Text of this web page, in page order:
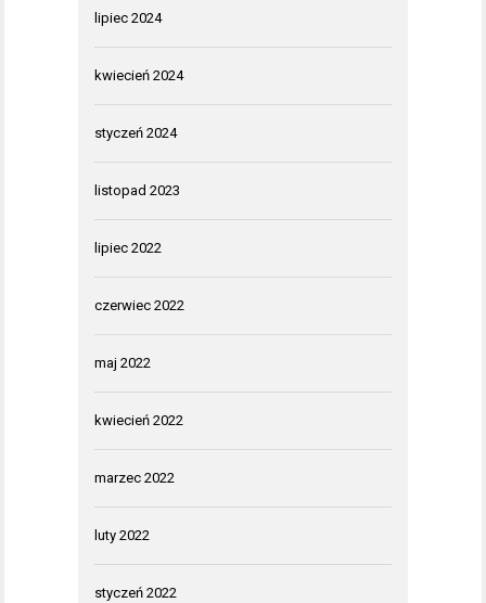
lipiec 2024
kwiecień 2024
styczeń 2024
listopad 2023
lipiec 2022
czerwiec 2022
maj 2022
kwiecień 2022
marzec 2022
luty 2022
styczeń 2022